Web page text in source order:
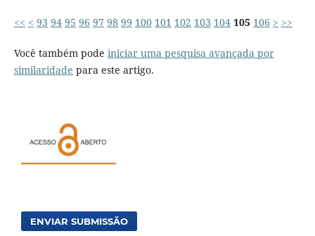
<< < 93 94 95 96 97 98 99 100 101 102 103 104 105 106 > >>
Você também pode iniciar uma pesquisa avançada por
similaridade para este artigo.
ENVIAR SUBMISSÃO